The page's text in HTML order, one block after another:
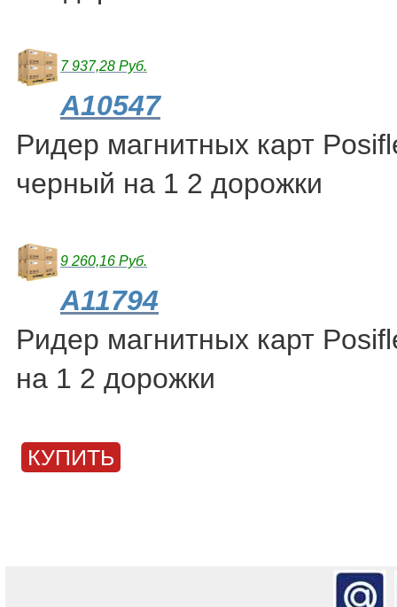
7 937,28 Руб.
A10547
Ридер магнитных карт
черный на 1 2 дорожки
9 260,16 Руб.
A11794
Ридер магнитных карт
на 1 2 дорожки
КУПИТЬ